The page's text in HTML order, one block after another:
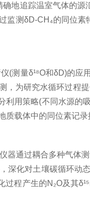
确地追踪温室气体的
测δD-CH₄的同位
量δ¹⁸O和δD)的应
，为研究水循环过程
利用策略(不同水源
载体中的同位素记录
通过耦合多种气体测
深化对土壤碳循环动
程产生的N₂O及其